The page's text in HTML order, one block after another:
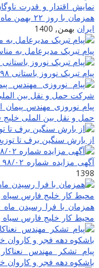
نمایش اقتدار و قدرت
همزمان با
ایران بهمن, 1400
پیام تبریک مدیرعامل به
پیام تبریک نوروز باستانی ۱۳۹۸
پیام نوروزی مهندس
حمل و نقل بین الملی
از بارش سنگین برف تا توزیع ۲۵ هزار تن آرد توسط
آگهی مزایده شماره ۹۸/۰۲ در خصوص خودرو اعم از سواری و باری
1398
همزمان با فرا رسیدن
محیط کار خلیج فارس
پیام تشکر مهندس
باشکوه دهه فجر و کاروان